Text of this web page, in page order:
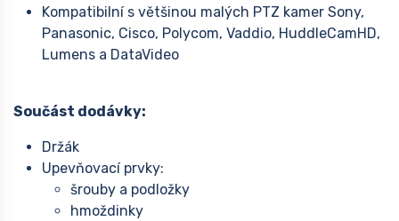
Kompatibilní s většinou malých PTZ kamer Sony,
Panasonic, Cisco, Polycom, Vaddio, HuddleCamHD,
Lumens a DataVideo
Součást dodávky:
Držák
Upevňovací prvky:
šrouby a podložky
hmoždinky